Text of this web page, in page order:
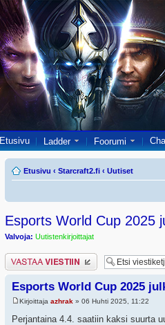
Etusivu Ladder Foorumi
Etusivu ‹ Starcraft2.fi ‹ Uutiset
Esports World Cup 2025
Valvoja: Uutistenkirjoittajat
Lähetä vastaus
Esports World Cup 2025
Kirjoittaja azhrak » 06 Huhti 2025, 11:22
Perjantaina 4.4. saatiin kaksi suurta